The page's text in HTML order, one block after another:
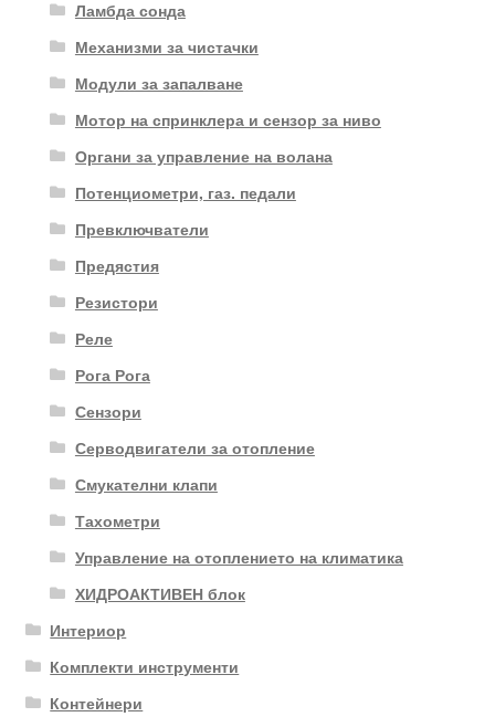
Ламбда сонда
Механизми за чистачки
Модули за запалване
Мотор на спринклера и сензор за ниво
Органи за управление на волана
Потенциометри, газ. педали
Превключватели
Предястия
Резистори
Реле
Рога Рога
Сензори
Серводвигатели за отопление
Смукателни клапи
Тахометри
Управление на отоплението на климатика
ХИДРОАКТИВЕН блок
Интериор
Комплекти инструменти
Контейнери